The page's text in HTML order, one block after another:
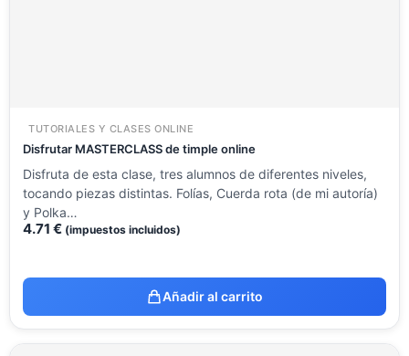
TUTORIALES Y CLASES ONLINE
Disfrutar MASTERCLASS de timple online
Disfruta de esta clase, tres alumnos de diferentes niveles,
tocando piezas distintas. Folías, Cuerda rota (de mi autoría)
y Polka…
4.71 € (impuestos incluidos)
Añadir al carrito